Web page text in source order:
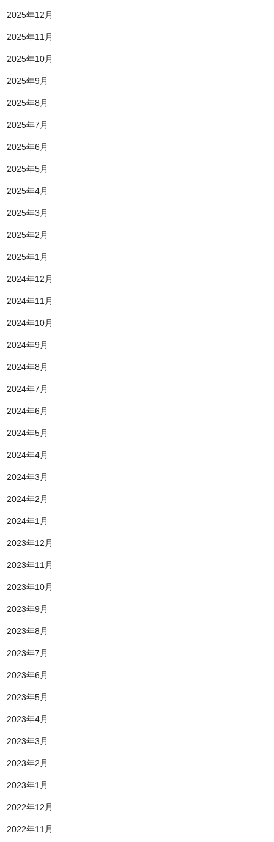
2025年12月
2025年11月
2025年10月
2025年9月
2025年8月
2025年7月
2025年6月
2025年5月
2025年4月
2025年3月
2025年2月
2025年1月
2024年12月
2024年11月
2024年10月
2024年9月
2024年8月
2024年7月
2024年6月
2024年5月
2024年4月
2024年3月
2024年2月
2024年1月
2023年12月
2023年11月
2023年10月
2023年9月
2023年8月
2023年7月
2023年6月
2023年5月
2023年4月
2023年3月
2023年2月
2023年1月
2022年12月
2022年11月